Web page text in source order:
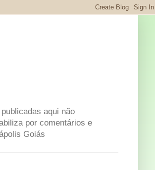
aqui não
por comentários e
Goiás